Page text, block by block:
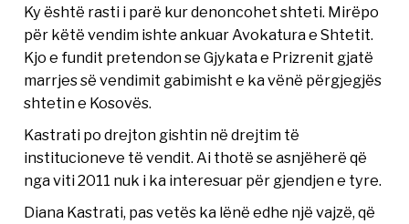
Ky është rasti i parë kur denoncohet shteti. Mirëpo
për këtë vendim ishte ankuar Avokatura e Shtetit.
Kjo e fundit pretendon se Gjykata e Prizrenit gjatë
marrjes së vendimit gabimisht e ka vënë përgjegjës
shtetin e Kosovës.
Kastrati po drejton gishtin në drejtim të
institucioneve të vendit. Ai thotë se asnjëherë që
nga viti 2011 nuk i ka interesuar për gjendjen e tyre.
Diana Kastrati, pas vetës ka lënë edhe një vajzë, që